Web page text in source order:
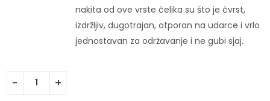
nakita od ove vrste čelika su što je čvrst,
izdržljiv, dugotrajan, otporan na udarce i vrlo
jednostavan za održavanje i ne gubi sjaj.